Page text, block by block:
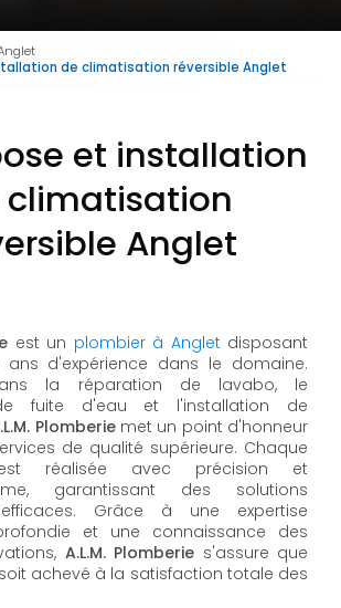
de climatisation réversible Anglet
et installation
climatisation
Anglet
est un plombier à Angletdisposant
d'expérience dans le domaine.
la réparation de lavabo, le
fuite d'eau et l'installation de
Plomberiemet un point d'honneur
de qualité supérieure. Chaque
est réalisée avec précision et
garantissant des solutions
Grâce à une expertise
et une connaissance des
A.L.M. Plomberie s'assure que
achevé à la satisfaction totale des